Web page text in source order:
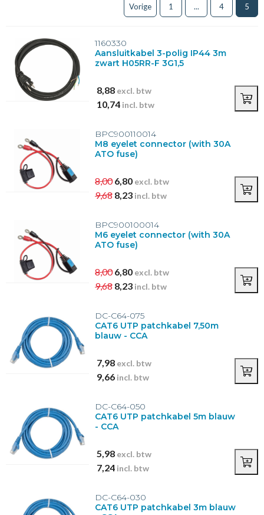
H05RR-F 3G1,5
X-Connect
(2)
HDMI
VE.Direct kabel(12)
Cat6(8)
Vorige 1 ... 4 5
1160330
Aansluitkabel 3-polig IP44 3m
zwart H05RR-F 3G1,5
8,88 excl. btw
10,74 incl. btw
BPC900110014
M8 eyelet connector (with 30A
ATO fuse)
8,006,80 excl. btw
9,68 8,23 incl. btw
BPC900100014
M6 eyelet connector (with 30A
ATO fuse)
8,006,80 excl. btw
9,68 8,23 incl. btw
DC-C64-075
CAT6 UTP patchkabel 7,50m
blauw - CCA
7,98 excl. btw
9,66 incl. btw
DC-C64-050
CAT6 UTP patchkabel 5m blauw
- CCA
5,98 excl. btw
7,24 incl. btw
DC-C64-030
CAT6 UTP patchkabel 3m blauw